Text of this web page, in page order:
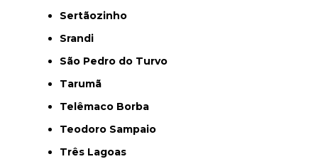
Sertãozinho
Srandi
São Pedro do Turvo
Tarumã
Telêmaco Borba
Teodoro Sampaio
Três Lagoas